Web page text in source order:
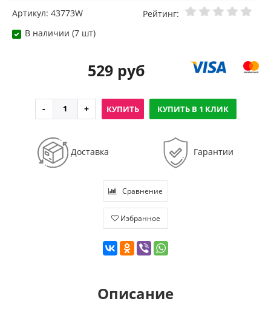
Артикул: 43773W
Рейтинг:
В наличии (7 шт)
529 руб
КУПИТЬ КУПИТЬ В 1 КЛИК
Доставка Гарантии
Сравнение
Избранное
Описание